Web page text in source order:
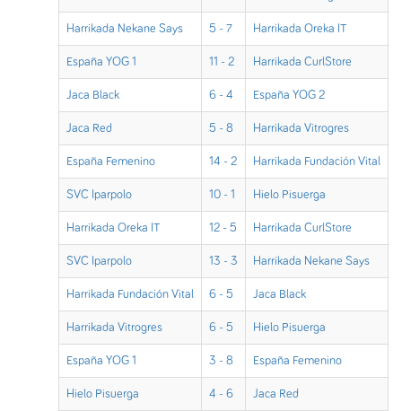
Harrikada Nekane Says 5 - 7 Harrikada Oreka IT
España YOG 1 11 - 2 Harrikada CurlStore
Jaca Black 6 - 4 España YOG 2
Jaca Red 5 - 8 Harrikada Vitrogres
España Femenino 14 - 2 Harrikada Fundación Vital
SVC Iparpolo 10 - 1 Hielo Pisuerga
Harrikada Oreka IT 12 - 5 Harrikada CurlStore
SVC Iparpolo 13 - 3 Harrikada Nekane Says
Harrikada Fundación Vital 6 - 5 Jaca Black
Harrikada Vitrogres 6 - 5 Hielo Pisuerga
España YOG 1 3 - 8 España Femenino
Hielo Pisuerga 4 - 6 Jaca Red